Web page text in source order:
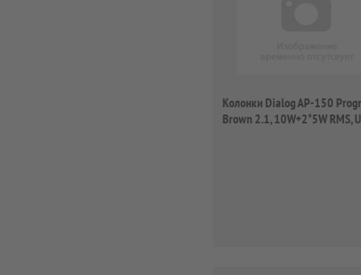
Колонки Dialog AP-150
Brown 2.1, 10W+2*5W RMS,